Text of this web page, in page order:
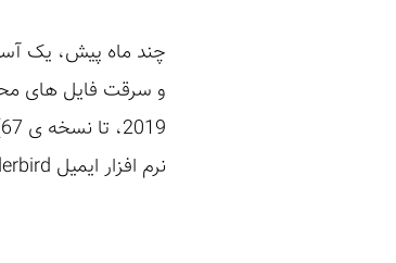
نرم افزار ایمیل Mozilla Thunderbird نیز دارای آسیب پذیری مشابه می باشد: